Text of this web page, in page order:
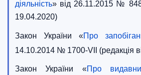
діяльність» від 26.11.2015 №
19.04.2020)
Закон України «Про
14.10.2014 № 1700-VII (редакція
Закон України «Про